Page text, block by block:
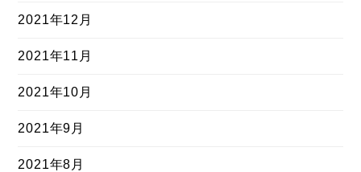
2021年12月
2021年11月
2021年10月
2021年9月
2021年8月